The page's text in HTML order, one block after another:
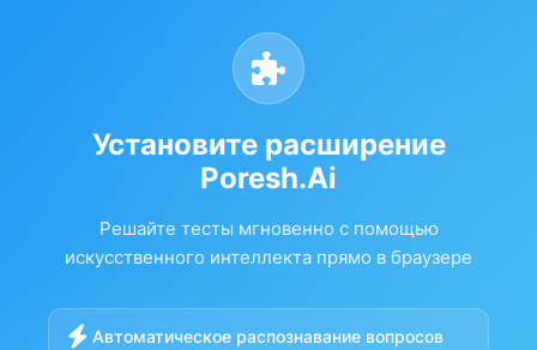
Установите расширение
Poresh.Ai
Решайте тесты мгновенно с помощью
искусственного интеллекта прямо в браузере
Автоматическое распознавание вопросов